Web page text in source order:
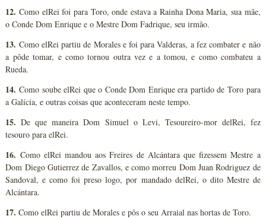
12. Como elRei foi para Toro, onde estava a Rainha Dona Maria, sua mãe,
o Conde Dom Enrique e o Mestre Dom Fadrique, seu irmão.
13. Como elRei partiu de Morales e foi para Valderas, a fez combater e não
a pôde tomar, e como tornou outra vez e a tomou, e como combateu a
Rueda.
14. Como soube elRei que o Conde Dom Enrique era partido de Toro para
a Galícia, e outras coisas que aconteceram neste tempo.
15. De que maneira Dom Simuel o Levi, Tesoureiro-mor delRei, fez
tesouro para elRei.
16. Como elRei mandou aos Freires de Alcántara que fizessem Mestre a
Dom Diego Gutierrez de Zavallos, e como morreu Dom Juan Rodriguez de
Sandoval, e como foi preso logo, por mandado delRei, o dito Mestre de
Alcántara.
17. Como elRei partiu de Morales e pôs o seu Arraial nas hortas de Toro.